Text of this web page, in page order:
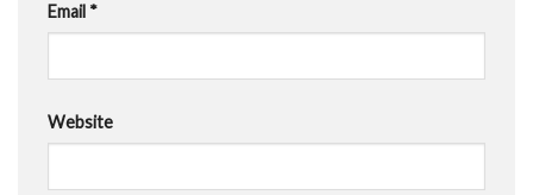
Email *
Website